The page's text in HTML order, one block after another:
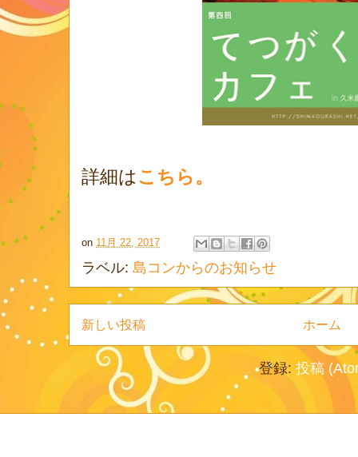
詳細はこちら。
on 11月 22, 2017
ラベル: 島コンからのお知らせ
新しい投稿 ホーム
登録:投稿